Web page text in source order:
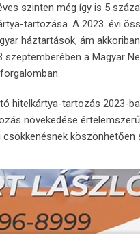
szinten még így is 5
tartozása. A 2023. évi
háztartások, ám
a Magyar
hitelkártya-tartozás 2023-
növekedése